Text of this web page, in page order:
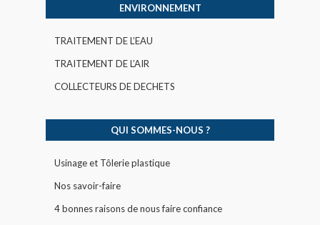
ENVIRONNEMENT
TRAITEMENT DE L’EAU
TRAITEMENT DE L’AIR
COLLECTEURS DE DECHETS
QUI SOMMES-NOUS ?
Usinage et Tôlerie plastique
Nos savoir-faire
4 bonnes raisons de nous faire confiance